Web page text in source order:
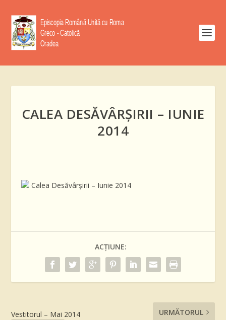
CALEA DESĂVÂRŞIRII – IUNIE
2014
Calea Desăvârşirii – Iunie 2014
ACȚIUNE:
Vestitorul – Mai 2014
URMĂTORUL